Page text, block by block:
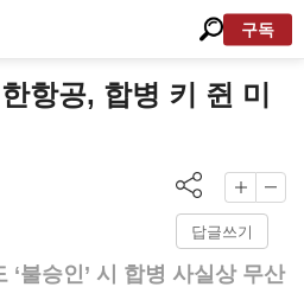
구독
항공, 합병 키 쥔 미
답글쓰기
‘불승인’ 시 합병 사실상 무산